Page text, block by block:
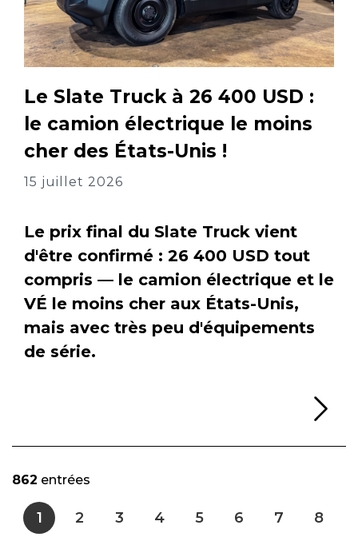
Le Slate Truck à 26 400 USD :
le camion électrique le moins
cher des États-Unis !
15 juillet 2026
Le prix final du Slate Truck vient
d'être confirmé : 26 400 USD tout
compris — le camion électrique et le
VÉ le moins cher aux États-Unis,
mais avec très peu d'équipements
de série.
862 entrées
1 2 3 4 5 6 7 8